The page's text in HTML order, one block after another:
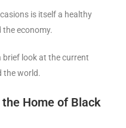
is itself a healthy
economy.
brief look at the current
the world.
Home of Black